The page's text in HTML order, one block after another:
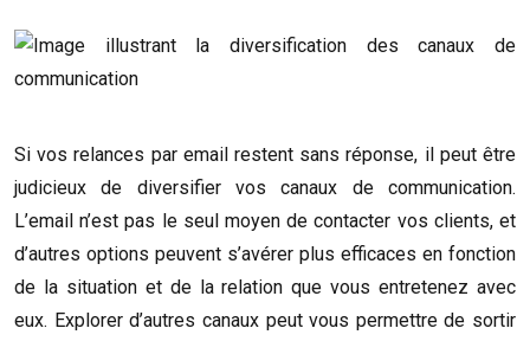
Si vos relances par email restent sans réponse, il peut être
judicieux de diversifier vos canaux de communication.
L’email n’est pas le seul moyen de contacter vos clients, et
d’autres options peuvent s’avérer plus efficaces en fonction
de la situation et de la relation que vous entretenez avec
eux. Explorer d’autres canaux peut vous permettre de sortir